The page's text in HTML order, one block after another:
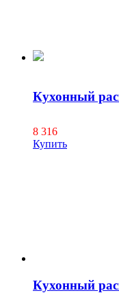
Кухонный
8 316
Купить
Кухонный